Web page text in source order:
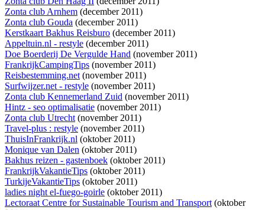
Zonta club Arnhem (december 2011)
Zonta club Gouda (december 2011)
Kerstkaart Bakhus Reisburo (december 2011)
Appeltuin.nl - restyle (december 2011)
Doe Boerderij De Vergulde Hand (november 2011)
FrankrijkCampingTips (november 2011)
Reisbestemming.net(november 2011)
Surfwijzer.net - restyle (november 2011)
Zonta club Kennemerland Zuid (november 2011)
Hintz - seo optimalisatie (november 2011)
Zonta club Utrecht(november 2011)
Travel-plus : restyle (november 2011)
ThuisInFrankrijk.nl (oktober 2011)
Monique van Dalen (oktober 2011)
Bakhus reizen - gastenboek (oktober 2011)
FrankrijkVakantieTips (oktober 2011)
TurkijeVakantieTips (oktober 2011)
ladies night el-fuego-goirle (oktober 2011)
Lectoraat Centre for Sustainable Tourism and Transport(oktober